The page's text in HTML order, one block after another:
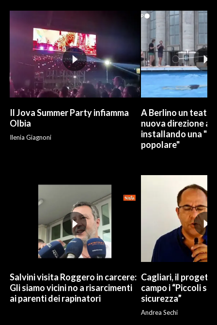
ANNUNCI
NECROLOGI
PUBBLICITÀ
SPIAGGE
Il Jova Summer Party infiamma
Olbia
Ilenia Giagnoni
A Berlino un
nuova direzione
installando una
popolare"
Salvini visita Roggero in carcere:
Gli siamo vicini no a risarcimenti
ai parenti dei rapinatori
Cagliari, il
campo i “Piccoli
sicurezza”
Andrea Sechi